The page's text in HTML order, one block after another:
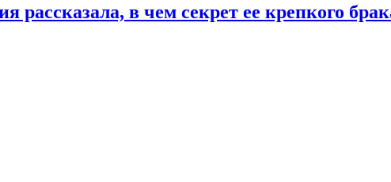
в чем секрет ее крепкого